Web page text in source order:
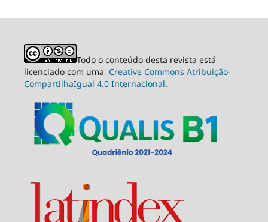
Todo o conteúdo desta revista está
licenciado com uma Creative Commons Atribuição-
CompartilhaIgual 4.0 Internacional.